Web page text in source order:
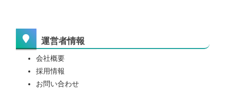
運営者情報
会社概要
採用情報
お問い合わせ